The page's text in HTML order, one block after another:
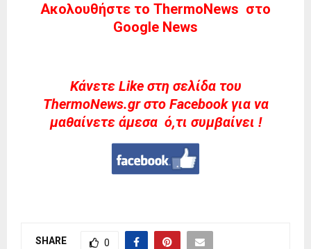
Ακολουθήστε το ThermoNews στο
Google News
Kάνετε Like στη σελίδα του
ThermoNews.gr στο Facebook για να
μαθαίνετε άμεσα ό,τι συμβαίνει !
SHARE 0